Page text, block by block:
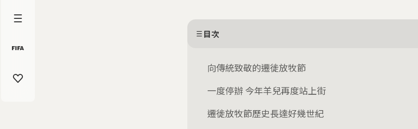
目次
向傳統致敬的遷徙放牧節
一度停辦 今年羊兒再度站上街
遷徙放牧節歷史長達好幾世紀